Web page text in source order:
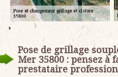
Pose de grillage
Mer 35800 : pensez à
prestataire